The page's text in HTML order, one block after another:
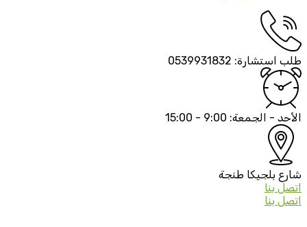
طلب استشارة: 0539931832
الأحد - الجمعة: 9:00 - 15:00
شارع بلجيكا طنجة
اتصل بنا
اتصل بنا